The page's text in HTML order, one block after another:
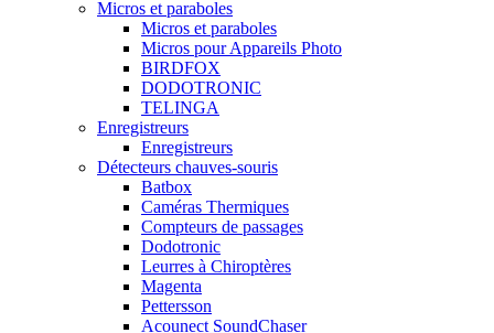
Micros et paraboles
Micros et paraboles
Micros pour Appareils Photo
BIRDFOX
DODOTRONIC
TELINGA
Enregistreurs
Enregistreurs
Détecteurs chauves-souris
Batbox
Caméras Thermiques
Compteurs de passages
Dodotronic
Leurres à Chiroptères
Magenta
Pettersson
Acounect SoundChaser